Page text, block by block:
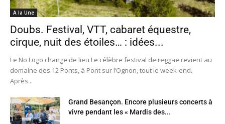
A la Une
Doubs. Festival, VTT, cabaret équestre,
cirque, nuit des étoiles… : idées...
Le No Logo change de lieu Le célèbre festival de reggae revient au
domaine des 12 Ponts, à Pont sur l’Ognon, tout le week-end.
Après...
Grand Besançon. Encore plusieurs concerts à
vivre pendant les « Mardis des...